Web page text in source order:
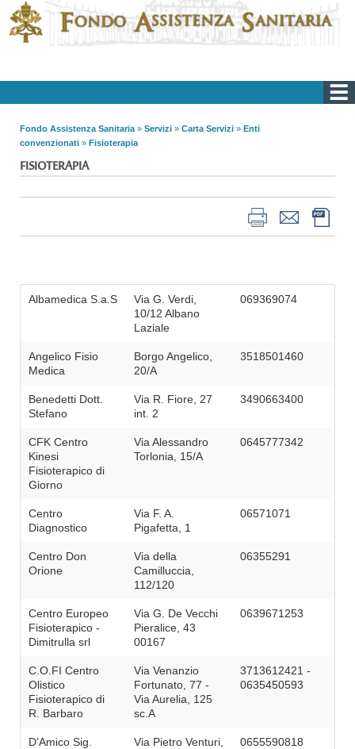
Fondo Assistenza Sanitaria » Servizi » Carta Servizi » Enti
convenzionati » Fisioterapia
FISIOTERAPIA
Albamedica S.a.S
Via G. Verdi,
10/12 Albano
Laziale
069369074
Angelico Fisio
Medica
Borgo Angelico,
20/A
3518501460
Benedetti Dott.
Stefano
Via R. Fiore, 27
int. 2
3490663400
CFK Centro
Kinesi
Fisioterapico di
Giorno
Via Alessandro
Torlonia, 15/A
0645777342
Centro
Diagnostico
Via F. A.
Pigafetta, 1
06571071
Centro Don
Orione
Via della
Camilluccia,
112/120
06355291
Centro Europeo
Fisioterapico -
Dimitrulla srl
Via G. De Vecchi
Pieralice, 43
00167
0639671253
C.O.FI Centro
Olistico
Fisioterapico di
R. Barbaro
Via Venanzio
Fortunato, 77 -
Via Aurelia, 125
sc.A
3713612421 -
0635450593
D’Amico Sig.
Via Pietro Venturi,
0655590818